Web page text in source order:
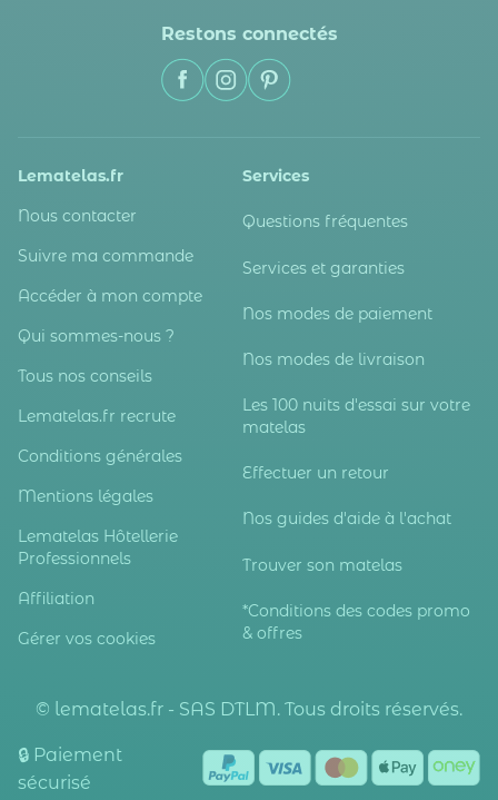
Restons connectés
Lematelas.fr
Nous contacter
Suivre ma commande
Accéder à mon compte
Qui sommes-nous ?
Tous nos conseils
Lematelas.fr recrute
Conditions générales
Mentions légales
Lematelas Hôtellerie
Professionnels
Affiliation
Gérer vos cookies
Services
Questions fréquentes
Services et garanties
Nos modes de paiement
Nos modes de livraison
Les 100 nuits d'essai sur votre
matelas
Effectuer un retour
Nos guides d'aide à l'achat
Trouver son matelas
*Conditions des codes promo
& offres
© lematelas.fr - SAS DTLM. Tous droits réservés.
🔒 Paiement
sécurisé